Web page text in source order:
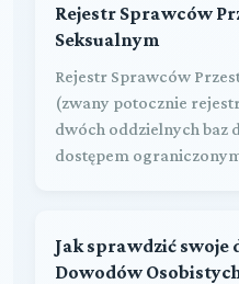
Rejestr Sprawców
Seksualnym
Rejestr Sprawców
(zwany potocznie
dwóch oddzielnych baz
dostępem
Jak sprawdzić swoje
Dowodów